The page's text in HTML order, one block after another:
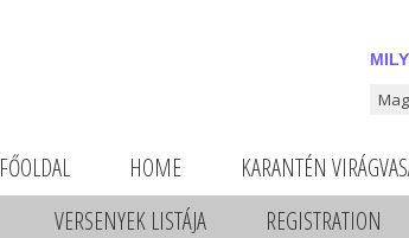
FŐOLDAL HOME KARANTÉN
VERSENYEK LISTÁJA REGISTRATION